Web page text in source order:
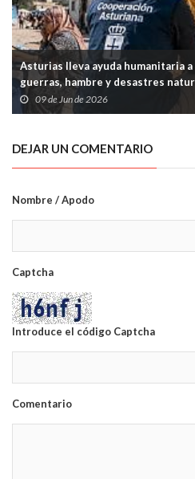
Asturias lleva ayuda humanitaria
guerras, hambre y desastres
09 de Jun de 2026
DEJAR UN COMENTARIO
Nombre / Apodo
Captcha
Introduce el código Captcha
Comentario